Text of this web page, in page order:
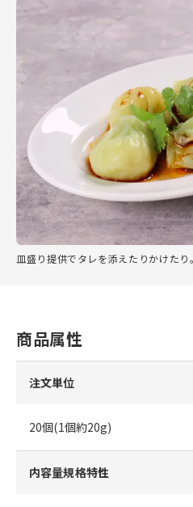
皿盛り提供でタレを添えたりかけたり。
商品属性
注文単位
20個(1個約20g)
内容量規格特性